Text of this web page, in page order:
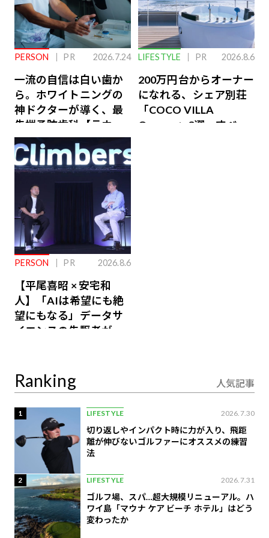
PERSON PR 2026.7.24
一流の自信は白い歯か
ら。ホワイトニングの
神ドクターが導く、最
先端予防歯科【ラウン
ジ会員特典あり】
LIFESTYLE PR 2026.8.6
200万円台からオーナー
になれる、シェア別荘
「COCO VILLA
Owners」3選。すべて
PERSON PR 2026.8.6
【平尾喜昭 × 安宅和
人】「AIは希望にも絶
望にもなる」データサ
イエンスの先駆者が語
Ranking 人気記事
1 LIFESTYLE 2026.7.30
切り返しやインパクト時に力が入り、飛距
離が伸びないゴルファーにオススメの練習
法
2 LIFESTYLE 2026.7.31
ゴルフ場、スパ…超大規模リニューアル。ハ
ワイ島「マウナ ケア ビーチ ホテル」はどう
変わったか